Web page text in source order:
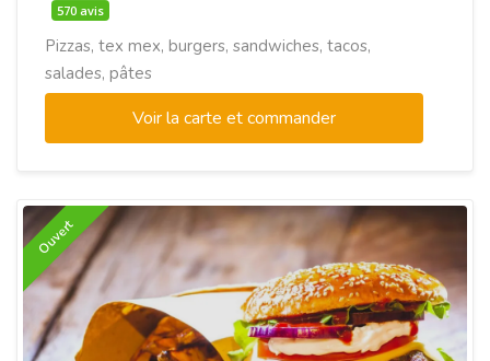
570 avis
Pizzas, tex mex, burgers, sandwiches, tacos,
salades, pâtes
Voir la carte et commander
Ouvert